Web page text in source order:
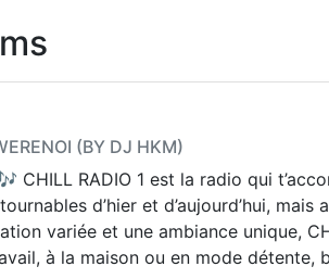
(BY DJ HKM)
CHILL RADIO 1 est la radio qui
d’hier et d’aujourd’hui,
variée et une ambiance unique,
à la maison ou en mode